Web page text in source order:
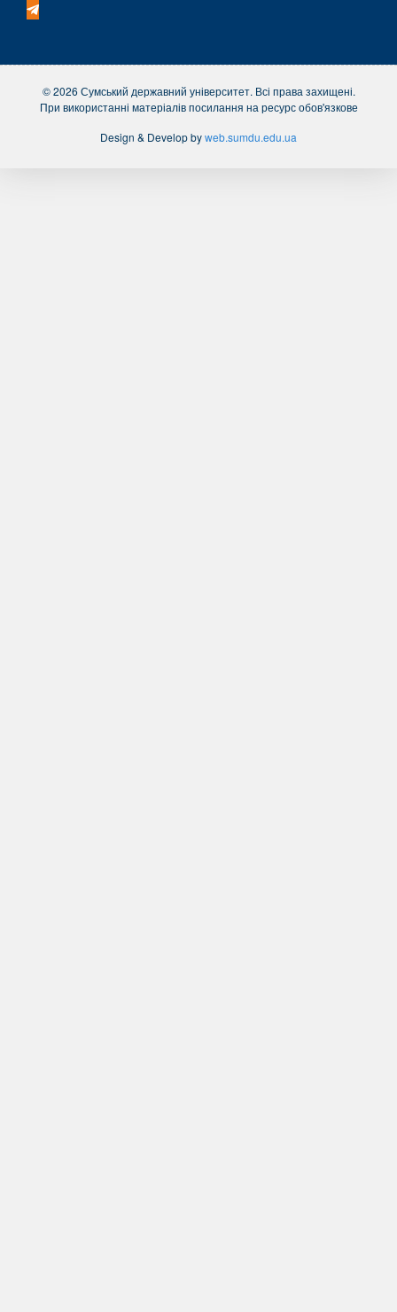
© 2026 Сумський державний університет. Всі права захищені.
При використанні матеріалів посилання на ресурс обов'язкове
Design & Develop byweb.sumdu.edu.ua